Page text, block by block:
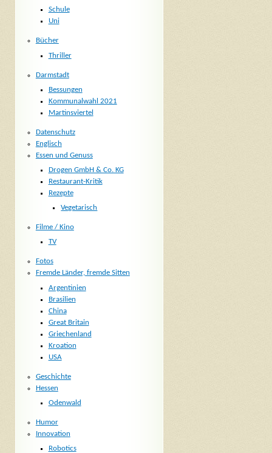
Schule
Uni
Bücher
Thriller
Darmstadt
Bessungen
Kommunalwahl 2021
Martinsviertel
Datenschutz
Englisch
Essen und Genuss
Drogen GmbH & Co. KG
Restaurant-Kritik
Rezepte
Vegetarisch
Filme / Kino
TV
Fotos
Fremde Länder, fremde Sitten
Argentinien
Brasilien
China
Great Britain
Griechenland
Kroation
USA
Geschichte
Hessen
Odenwald
Humor
Innovation
Robotics